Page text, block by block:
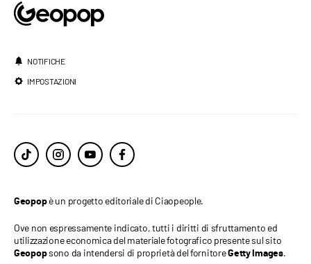
NOTIFICHE
IMPOSTAZIONI
Geopopè un progetto editoriale di Ciaopeople.
Ove non espressamente indicato, tutti i diritti di sfruttamento ed
utilizzazione economica del materiale fotografico presente sul sito
Geopopsono da intendersi di proprietà del fornitoreGetty Images.